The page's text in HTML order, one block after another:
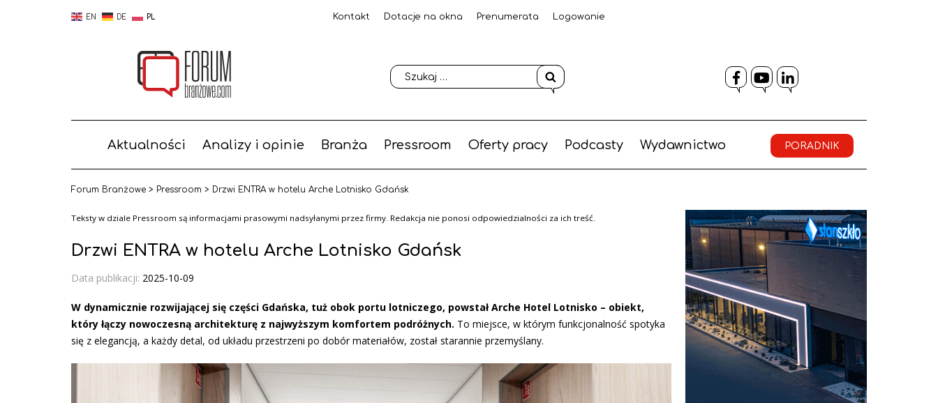
EN DE PL Kontakt Dotacje na okna Prenumerata Logowanie
Facebook
YouTube
LinkedIn
Aktualności Analizy i opinie Branża Pressroom Oferty pracy Podcasty Wydawnictwo PORADNIK
Forum Branżowe > Pressroom > Drzwi ENTRA w hotelu Arche Lotnisko Gdańsk
Teksty w dziale Pressroom są informacjami prasowymi nadsyłanymi przez firmy. Redakcja nie ponosi odpowiedzialności za ich treść.
Drzwi ENTRA w hotelu Arche Lotnisko Gdańsk
Data publikacji: 2025-10-09
W dynamicznie rozwijającej się części Gdańska, tuż obok portu lotniczego, powstał Arche Hotel Lotnisko – obiekt,
który łączy nowoczesną architekturę z najwyższym komfortem podróżnych. To miejsce, w którym funkcjonalność spotyka
się z elegancją, a każdy detal, od układu przestrzeni po dobór materiałów, został starannie przemyślany.